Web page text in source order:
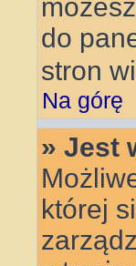
do
stron
Na górę
» Jest
której